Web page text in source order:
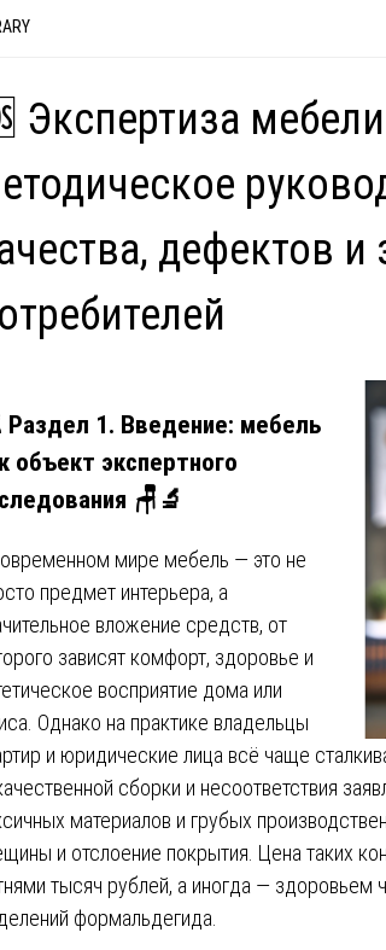
Экспертиза
дефектов и
1. Введение: мебель
объект экспертного
🪑🔬
мире мебель — это не
предмет интерьера, а
вложение средств, от
зависят комфорт, здоровье и
восприятие дома или
Однако на практике владельцы
и юридические лица всё чаще
сборки и несоответствия
материалов и грубых
и отслоение покрытия. Цена таких
тысяч рублей, а иногда — здоровьем
формальдегида.